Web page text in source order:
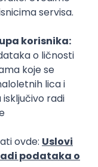
konkurs ne
se već dva puta
i mladi koji su
koji su članovi
i partnerskih
službenici
organizacija.
odgovori na
formularu neće